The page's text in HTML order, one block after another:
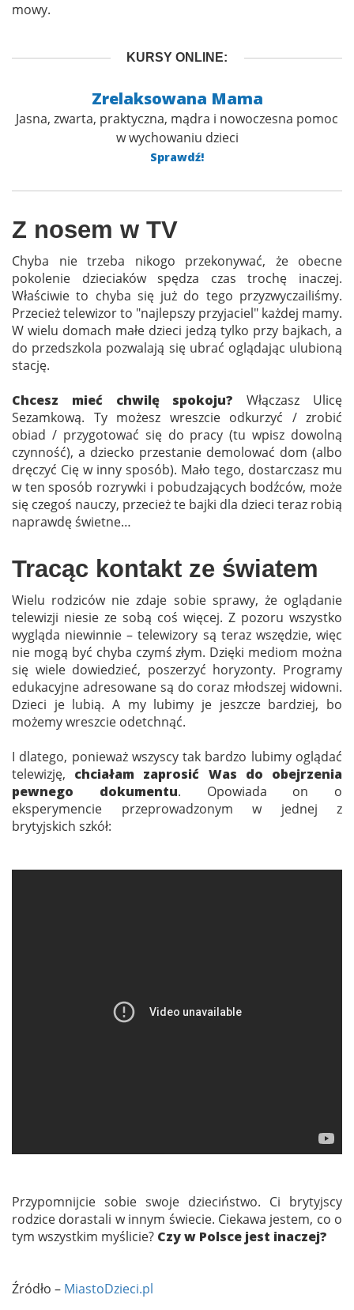
mowy.
KURSY ONLINE:
Zrelaksowana Mama
Jasna, zwarta, praktyczna, mądra i nowoczesna pomoc
w wychowaniu dzieci
Sprawdź!
Z nosem w TV
Chyba nie trzeba nikogo przekonywać, że obecne
pokolenie dzieciaków spędza czas trochę inaczej.
Właściwie to chyba się już do tego przyzwyczailiśmy.
Przecież telewizor to "najlepszy przyjaciel" każdej mamy.
W wielu domach małe dzieci jedzą tylko przy bajkach, a
do przedszkola pozwalają się ubrać oglądając ulubioną
stację.
Chcesz mieć chwilę spokoju? Włączasz Ulicę
Sezamkową. Ty możesz wreszcie odkurzyć / zrobić
obiad / przygotować się do pracy (tu wpisz dowolną
czynność), a dziecko przestanie demolować dom (albo
dręczyć Cię w inny sposób). Mało tego, dostarczasz mu
w ten sposób rozrywki i pobudzających bodźców, może
się czegoś nauczy, przecież te bajki dla dzieci teraz robią
naprawdę świetne…
Tracąc kontakt ze światem
Wielu rodziców nie zdaje sobie sprawy, że oglądanie
telewizji niesie ze sobą coś więcej. Z pozoru wszystko
wygląda niewinnie – telewizory są teraz wszędzie, więc
nie mogą być chyba czymś złym. Dzięki mediom można
się wiele dowiedzieć, poszerzyć horyzonty. Programy
edukacyjne adresowane są do coraz młodszej widowni.
Dzieci je lubią. A my lubimy je jeszcze bardziej, bo
możemy wreszcie odetchnąć.
I dlatego, ponieważ wszyscy tak bardzo lubimy oglądać
telewizję, chciałam zaprosić Was do obejrzenia
pewnego dokumentu. Opowiada on o
eksperymencie przeprowadzonym w jednej z
brytyjskich szkół:
Przypomnijcie sobie swoje dzieciństwo. Ci brytyjscy
rodzice dorastali w innym świecie. Ciekawa jestem, co o
tym wszystkim myślicie? Czy w Polsce jest inaczej?
Źródło – MiastoDzieci.pl